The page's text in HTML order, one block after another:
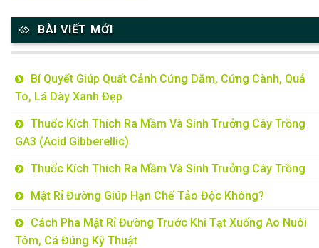
BÀI VIẾT MỚI
Bí Quyết Giúp Quất Cảnh Cứng Dăm, Cứng Cành, Quả
To, Lá Dày Xanh Đẹp
Thuốc Kích Thích Ra Mầm Và Sinh Trưởng Cây Trồng
GA3 (Acid Gibberellic)
Thuốc Kích Thích Ra Mầm Và Sinh Trưởng Cây Trồng
Mật Rỉ Đường Giúp Hạn Chế Tảo Độc Không?
Cách Pha Mật Rỉ Đường Trước Khi Tạt Xuống Ao Nuôi
Tôm, Cá Đúng Kỹ Thuật